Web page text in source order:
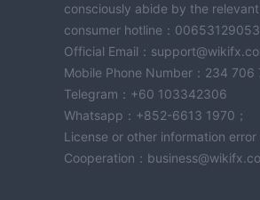
consciously abide by the
consumer hotline：
Official Email：
Mobile Phone Number：234
Telegram：+60 103342306
Whatsapp：+852-6613 1970；
License or other information
Cooperation：